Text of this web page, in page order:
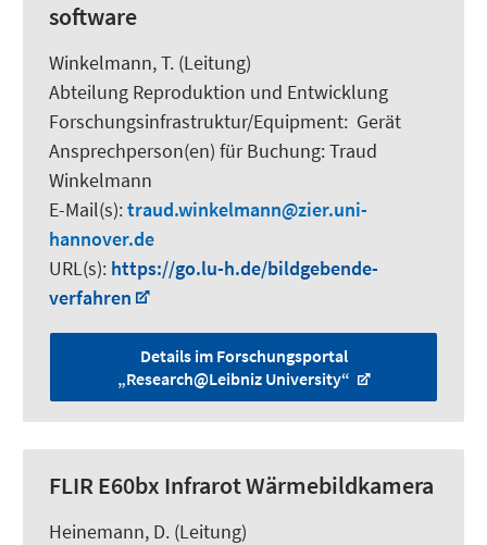
software
Winkelmann, T. (Leitung)
Abteilung Reproduktion und Entwicklung
Forschungsinfrastruktur/Equipment: Gerät
Ansprechperson(en) für Buchung:Traud
Winkelmann
E-Mail(s):traud.winkelmann
zier.uni-
hannover.de
URL(s): https://go.lu-h.de/bildgebende-
verfahren
Details im Forschungsportal
„Research@Leibniz University“
FLIR E60bx Infrarot Wärmebildkamera
Heinemann, D. (Leitung)